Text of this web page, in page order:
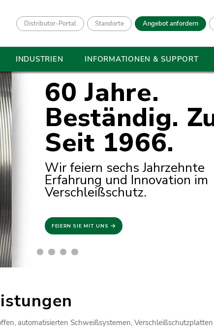
Distributor-Portal Standorte Angebot anfordern
INDUSTRIEN INFORMATIONEN & SUPPORT
Wir feiern sechs Jahrzehnte
Erfahrung und Innovation im
Verschleißschutz.
60 Jahre.
Beständig.
Seit 1966.
FEIERN SIE MIT UNS
automatisierten Schweißsystemen,